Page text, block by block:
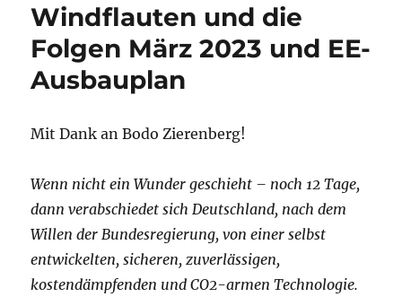
Windflauten und die
Folgen März 2023 und EE-
Ausbauplan
Mit Dank an Bodo Zierenberg!
Wenn nicht ein Wunder geschieht – noch 12 Tage,
dann verabschiedet sich Deutschland, nach dem
Willen der Bundesregierung, von einer selbst
entwickelten, sicheren, zuverlässigen,
kostendämpfenden und CO2-armen Technologie.